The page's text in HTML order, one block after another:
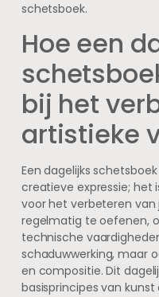
schetsboek.
Hoe een
bij het
artistieke
Een dagelijks
creatieve expressie; het
voor het verbeteren van
regelmatig te oefenen,
technische
schaduwwerking, maar
en compositie. Dit
basisprincipes van